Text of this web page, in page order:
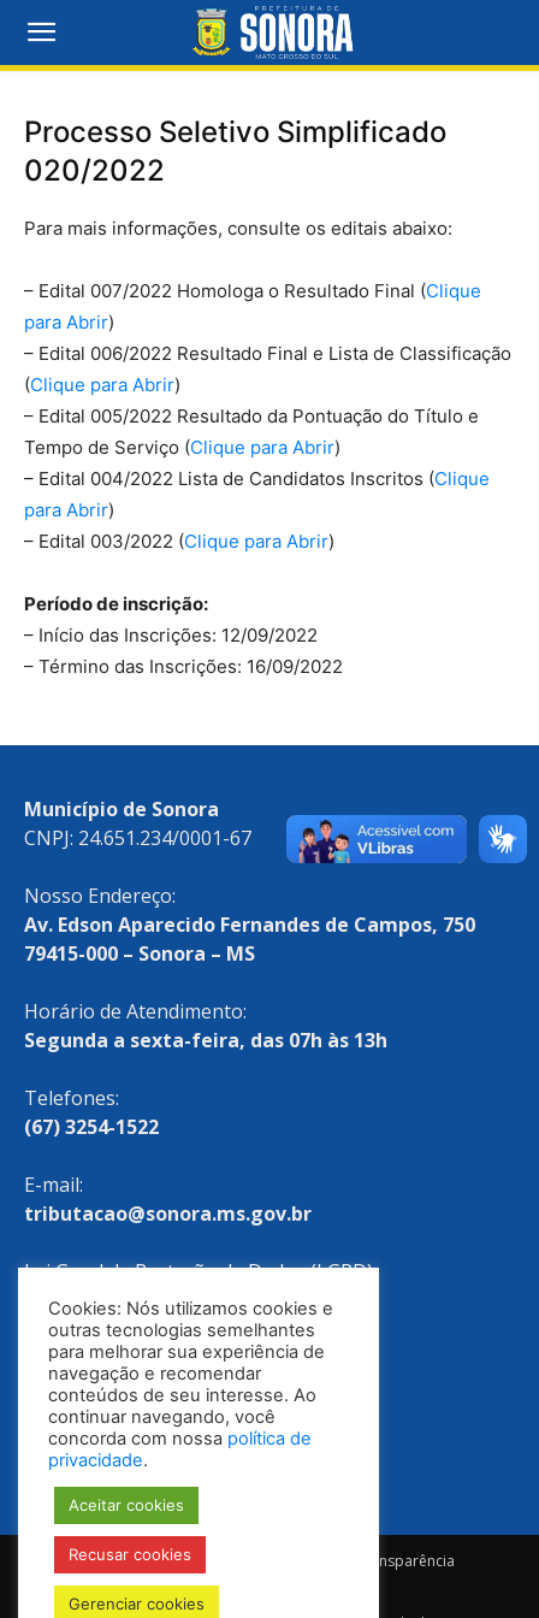
Processo Seletivo Simplificado
020/2022
Para mais informações, consulte os editais abaixo:
– Edital 007/2022 Homologa o Resultado Final (Clique
para Abrir)
– Edital 006/2022 Resultado Final e Lista de Classificação
(Clique para Abrir)
– Edital 005/2022 Resultado da Pontuação do Título e
Tempo de Serviço (Clique para Abrir)
– Edital 004/2022 Lista de Candidatos Inscritos (Clique
para Abrir)
– Edital 003/2022 (Clique para Abrir)
Período de inscrição:
– Início das Inscrições: 12/09/2022
– Término das Inscrições: 16/09/2022
Município de Sonora
CNPJ: 24.651.234/0001-67
Nosso Endereço:
Av. Edson Aparecido Fernandes de Campos, 750
79415-000 – Sonora – MS
Horário de Atendimento:
Segunda a sexta-feira, das 07h às 13h
Telefones:
(67) 3254-1522
E-mail:
tributacao@sonora.ms.gov.br
Lei Geral de Proteção de Dados (LGPD)
Política de Privacidade
Notícias Ouvidoria
Portal da Transparência
Cookies: Nós utilizamos cookies e
outras tecnologias semelhantes
para melhorar sua experiência de
navegação e recomendar
conteúdos de seu interesse. Ao
continuar navegando, você
concorda com nossa política de
privacidade.
Aceitar cookies
Recusar cookies
Gerenciar cookies